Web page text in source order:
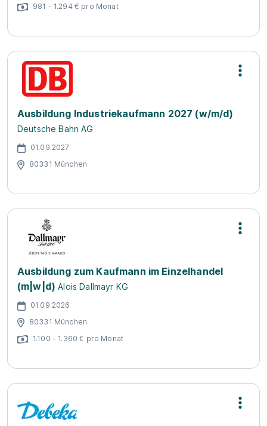
981 - 1.294 € pro Monat
Ausbildung Industriekaufmann 2027 (w/m/d)
Deutsche Bahn AG
01.09.2027
80331 München
Ausbildung zum Kaufmann im Einzelhandel
(m|w|d) Alois Dallmayr KG
01.09.2026
80331 München
1.100 - 1.360 € pro Monat